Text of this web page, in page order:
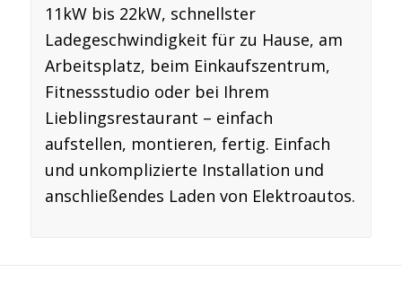
11kW bis 22kW, schnellster
Ladegeschwindigkeit für zu Hause, am
Arbeitsplatz, beim Einkaufszentrum,
Fitnessstudio oder bei Ihrem
Lieblingsrestaurant – einfach
aufstellen, montieren, fertig. Einfach
und unkomplizierte Installation und
anschließendes Laden von Elektroautos.